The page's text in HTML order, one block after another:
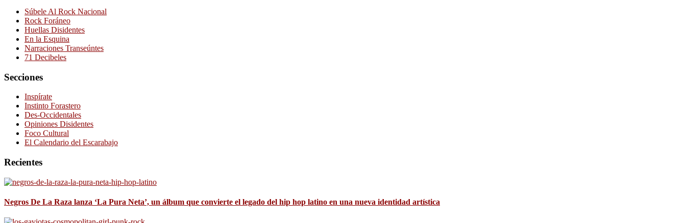
Súbele Al Rock Nacional
Rock Foráneo
Huellas Disidentes
En la Esquina
Narraciones Transeúntes
71 Decibeles
Secciones
Inspírate
Instinto Forastero
Des-Occidentales
Opiniones Disidentes
Foco Cultural
El Calendario del Escarabajo
Recientes
Negros De La Raza lanza ‘La Pura Neta’, un álbum que convierte el legado del hip hop latino en una nueva identidad artística